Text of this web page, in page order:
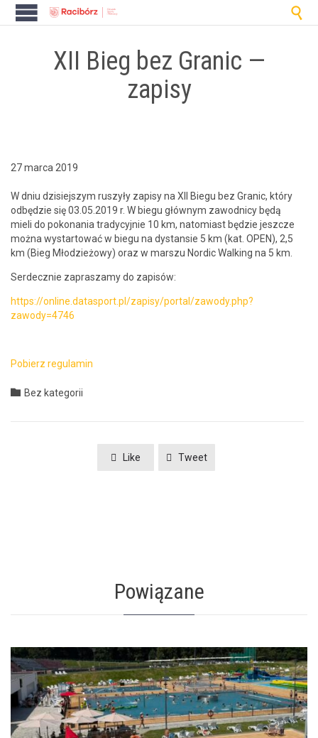

XII Bieg bez Granic —
zapisy
27 marca 2019
W dniu dzisiejszym ruszyły zapisy na XII Biegu bez Granic, który
odbędzie się 03.05.2019 r. W biegu głównym zawod­ni­cy będą
mieli do poko­na­nia trady­cyjnie 10 km, nato­mi­ast będzie jeszcze
moż­na wys­tar­tować w biegu na dys­tan­sie 5 km (kat. OPEN), 2,5
km (Bieg Młodzieżowy) oraz w marszu Nordic Walk­ing na 5 km.
Serdecznie zaprasza­my do zapisów:
https://online.datasport.pl/zapisy/portal/zawody.php?
zawody=4746
Pobierz reg­u­lamin
 Category
Bez kategorii
Like Tweet
Powiązane